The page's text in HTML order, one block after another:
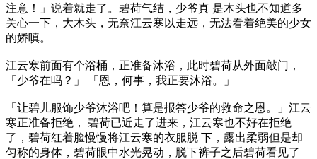
注意！」说着就走了。碧荷气结，少爷真 是木头也不知道多
关心一下，大木头，无奈江云寒以走远，无法看着绝美的少女
的娇嗔。
江云寒前面有个浴桶，正准备沐浴，此时碧荷从外面敲门，
「少爷在吗？」 「恩，何事，我正要沐浴。」
「让碧儿服饰少爷沐浴吧！算是报答少爷的救命之恩。」江云
寒正准备拒绝， 碧荷已近走了进来，江云寒也不好在拒绝
了，碧荷红着脸慢慢将江云寒的衣服脱 下，露出柔弱但是却
匀称的身体，碧荷眼中水光晃动，脱下裤子之后碧荷看见了